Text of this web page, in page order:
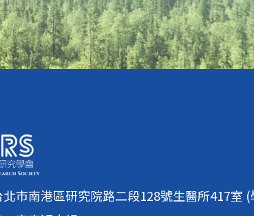
市南港區研究院路二段128號生醫所417室